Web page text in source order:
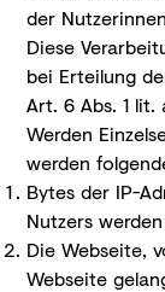
der
Diese
bei Erteilung
Art. 6 Abs. 1 lit.
Werden
werden
Bytes der IP-
Nutzers
Die Webseite,
Webseite